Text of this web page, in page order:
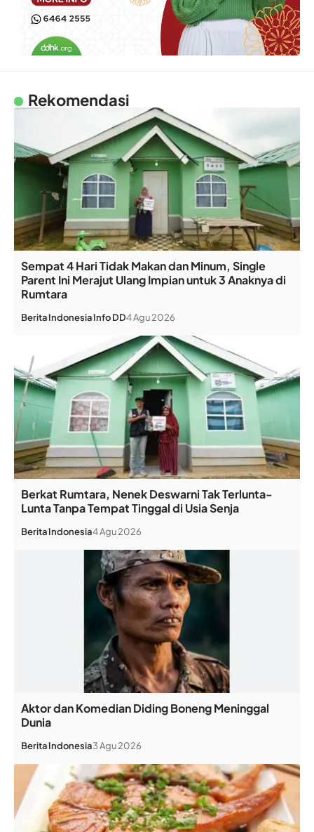
Rekomendasi
Sempat 4 Hari Tidak Makan dan Minum, Single
Parent Ini Merajut Ulang Impian untuk 3 Anaknya di
Rumtara
BeritaIndonesiaInfo DD4 Agu 2026
Berkat Rumtara, Nenek Deswarni Tak Terlunta-
Lunta Tanpa Tempat Tinggal di Usia Senja
BeritaIndonesia4 Agu 2026
Aktor dan Komedian Diding Boneng Meninggal
Dunia
BeritaIndonesia3 Agu 2026